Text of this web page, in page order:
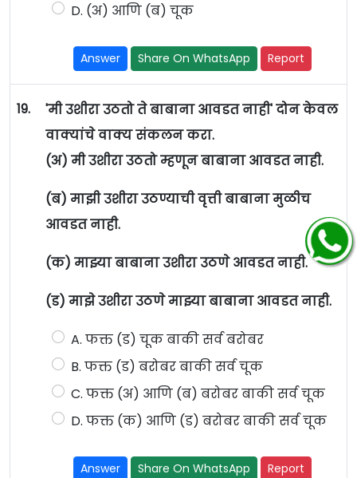
D. (अ) आणि (ब) चूक
Answer Share On WhatsApp Report
19.
'मी उशीरा उठतो ते बाबाना आवडत नाही' दोन केवल
वाक्यांचे वाक्य संकलन करा.
(अ) मी उशीरा उठतो म्हणून बाबाना आवडत नाही.
(ब) माझी उशीरा उठण्याची वृत्ती बाबाना मुळीच
आवडत नाही.
(क) माझ्या बाबाना उशीरा उठणे आवडत नाही.
(ड) माझे उशीरा उठणे माझ्या बाबाना आवडत नाही.
A. फक्त (ड) चूक बाकी सर्व बरोबर
B. फक्त (ड) बरोबर बाकी सर्व चूक
C. फक्त (अ) आणि (ब) बरोबर बाकी सर्व चूक
D. फक्त (क) आणि (ड) बरोबर बाकी सर्व चूक
Answer Share On WhatsApp Report